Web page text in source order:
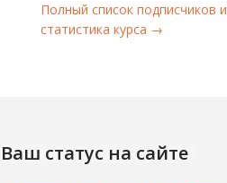
Полный список подписчиков и
статистика курса →
Ваш статус на сайте